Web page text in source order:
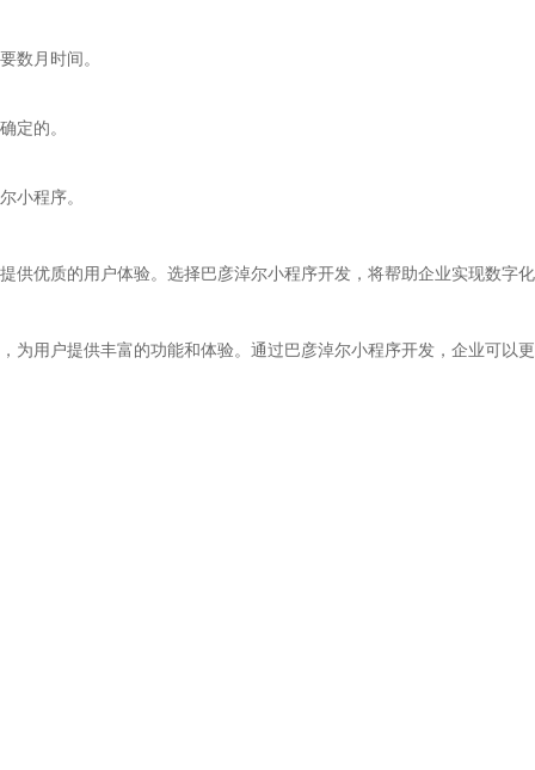
数月时间。
定的。
小程序。
供优质的用户体验。选择巴彦淖尔小程序开发，将帮助企业实现数字化
为用户提供丰富的功能和体验。通过巴彦淖尔小程序开发，企业可以更